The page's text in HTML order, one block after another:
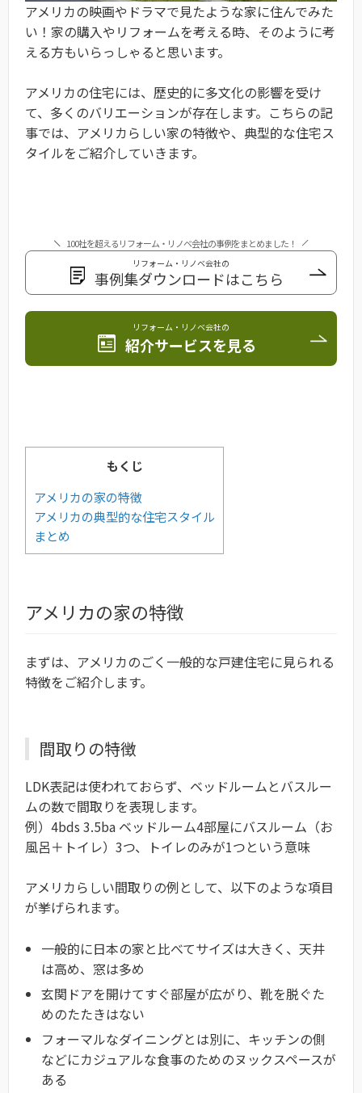
アメリカの映画やドラマで見たような家に住んでみた
い！家の購入やリフォームを考える時、そのように考
える方もいらっしゃると思います。
アメリカの住宅には、歴史的に多文化の影響を受け
て、多くのバリエーションが存在します。こちらの記
事では、アメリカらしい家の特徴や、典型的な住宅ス
タイルをご紹介していきます。
100社を超えるリフォーム・リノベ会社の事例をまとめました！
リフォーム・リノベ会社の
事例集ダウンロードはこちら
リフォーム・リノベ会社の
紹介サービスを見る
もくじ
アメリカの家の特徴
アメリカの典型的な住宅スタイル
まとめ
アメリカの家の特徴
まずは、アメリカのごく一般的な戸建住宅に見られる
特徴をご紹介します。
間取りの特徴
LDK表記は使われておらず、ベッドルームとバスルー
ムの数で間取りを表現します。
例）4bds 3.5ba ベッドルーム4部屋にバスルーム（お
風呂＋トイレ）3つ、トイレのみが1つという意味
アメリカらしい間取りの例として、以下のような項目
が挙げられます。
一般的に日本の家と比べてサイズは大きく、天井
は高め、窓は多め
玄関ドアを開けてすぐ部屋が広がり、靴を脱ぐた
めのたたきはない
フォーマルなダイニングとは別に、キッチンの側
などにカジュアルな食事のためのヌックスペースが
ある